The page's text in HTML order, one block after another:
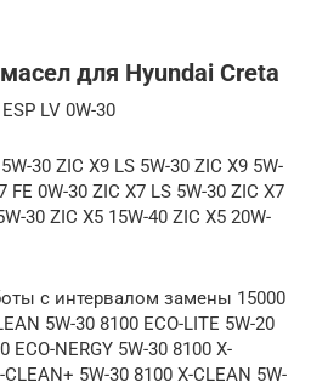
для Hyundai Creta
LV 0W-30
30 ZIC X9 LS 5W-30 ZIC X9 5W-
FE 0W-30 ZIC X7 LS 5W-30 ZIC X7
30 ZIC X5 15W-40 ZIC X5 20W-
с интервалом замены 15000
5W-30 8100 ECO-LITE 5W-20
ECO-NERGY 5W-30 8100 X-
5W-30 8100 X-CLEAN 5W-